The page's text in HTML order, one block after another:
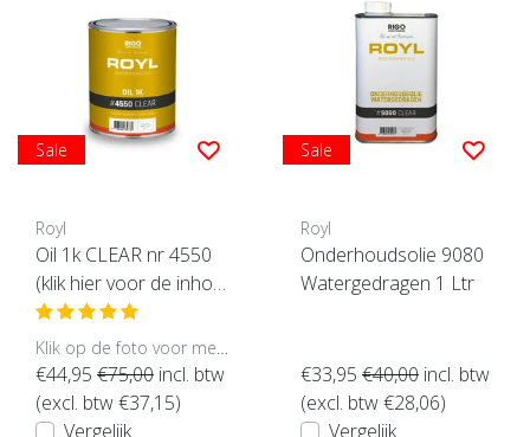
Sale
Royl
Oil 1k CLEAR nr 4550
(klik hier voor de inhou
d)
€44,95 €75,00 incl. btw
(excl. btw €37,15)
Vergelijk
Sale
Royl
Onderhoudsolie 9080
Watergedragen 1 Ltr
€33,95 €40,00 incl. btw
(excl. btw €28,06)
Vergelijk